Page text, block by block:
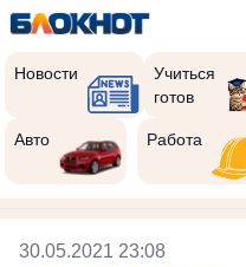
Новости
Учиться
готов
Авто Работа
30.05.2021 23:08